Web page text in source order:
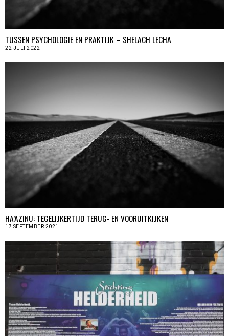
TUSSEN PSYCHOLOGIE EN PRAKTIJK – SHELACH LECHA
22 JULI 2022
HA’AZINU: TEGELIJKERTIJD TERUG- EN VOORUITKIJKEN
17 SEPTEMBER 2021